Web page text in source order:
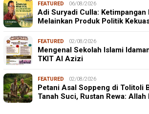
FEATURED 06/08/2026
Adi Suryadi Culla: Ketimpangan
Melainkan Produk Politik
FEATURED 02/08/2026
Mengenal Sekolah Islami
TKIT Al Azizi
FEATURED 02/08/2026
Petani Asal Soppeng di Tolitoli
Tanah Suci, Rustan Rewa: Allah